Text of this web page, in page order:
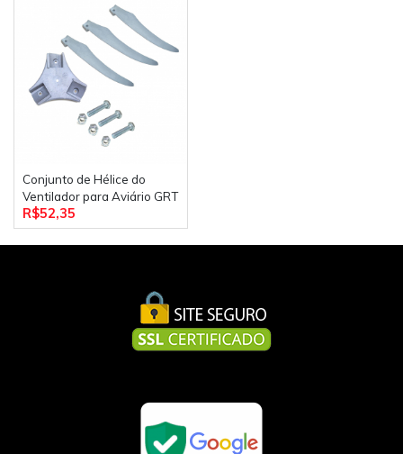
Conjunto de Hélice do
Ventilador para Aviário GRT
R$52,35